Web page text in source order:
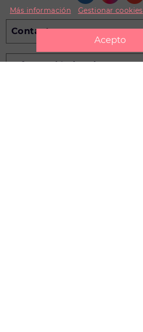
Contacto
Información legal
Más información
Gestionar cookies